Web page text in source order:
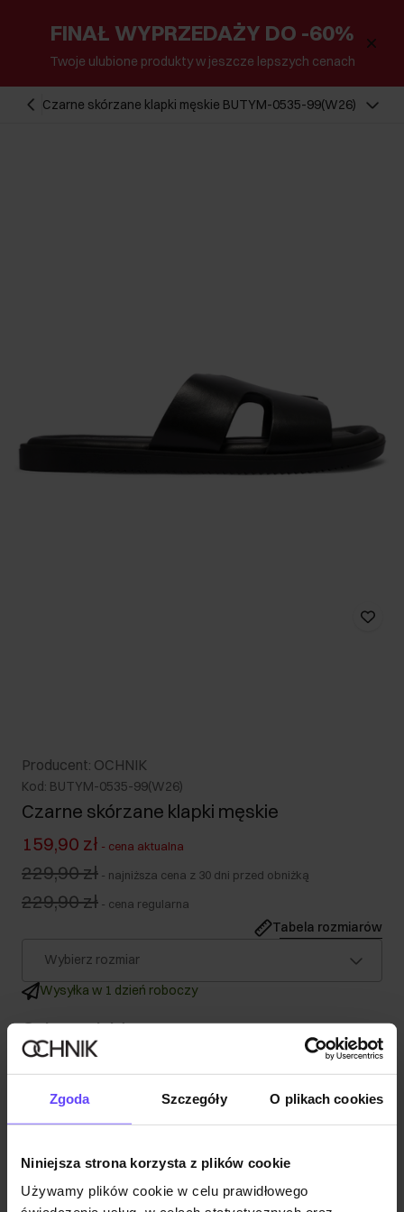
Zgoda Szczegóły O plikach cookies
Niniejsza strona korzysta z plików cookie
Używamy plików cookie w celu prawidłowego
FINAŁ WYPRZEDAŻY DO -60%
Twoje ulubione produkty w jeszcze lepszych cenach
Czarne skórzane klapki męskie BUTYM-0535-99(W26)
Producent: OCHNIK
Kod: BUTYM-0535-99(W26)
Czarne skórzane klapki męskie
159,90 zł - cena aktualna
229,90 zł - najniższa cena z 30 dni przed obniżką
229,90 zł - cena regularna
Tabela rozmiarów
Wybierz rozmiar
Wysyłka w 1 dzień roboczy
Opis produktu
Opinie